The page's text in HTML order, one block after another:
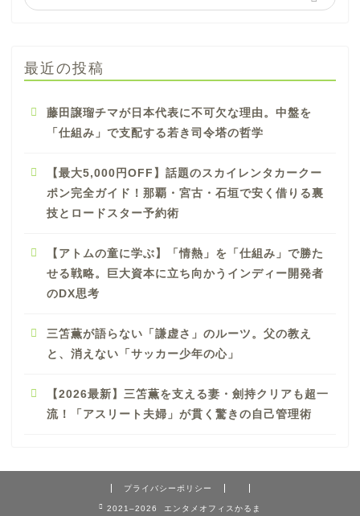
最近の投稿
藤田譲瑠チマが日本代表に不可欠な理由。中盤を
「仕組み」で支配する若き司令塔の哲学
【最大5,000円OFF】話題のスカイレンタカークー
ポン完全ガイド！那覇・宮古・石垣で安く借りる裏
技とロードスター予約術
【アトムの童に学ぶ】「情熱」を「仕組み」で勝た
せる戦略。巨大資本に立ち向かうインディー開発者
のDX思考
三笘薫が語らない「謙虚さ」のルーツ。父の教え
と、消えない「サッカー少年の心」
【2026最新】三笘薫を支える妻・劍持クリアも超一
流！「アスリート夫婦」が貫く驚きの自己管理術
プライバシーポリシー
2021–2026 エンタメオフィスかるま